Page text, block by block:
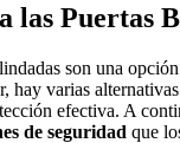
las Puertas
son una
hay varias
efectiva. A
de seguridad que